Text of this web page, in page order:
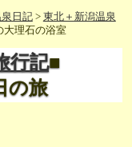
日記> 東北＋新潟温泉
大理石の浴室
行記■
の旅